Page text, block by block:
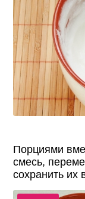
Порциями
смесь,
сохранить их